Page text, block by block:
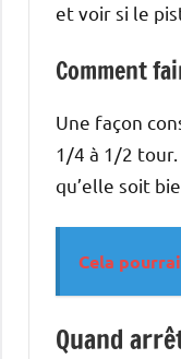
et voir si le
Comment
Une façon
1/4 à 1/2 tour.
qu’elle soit
Cela
Quand